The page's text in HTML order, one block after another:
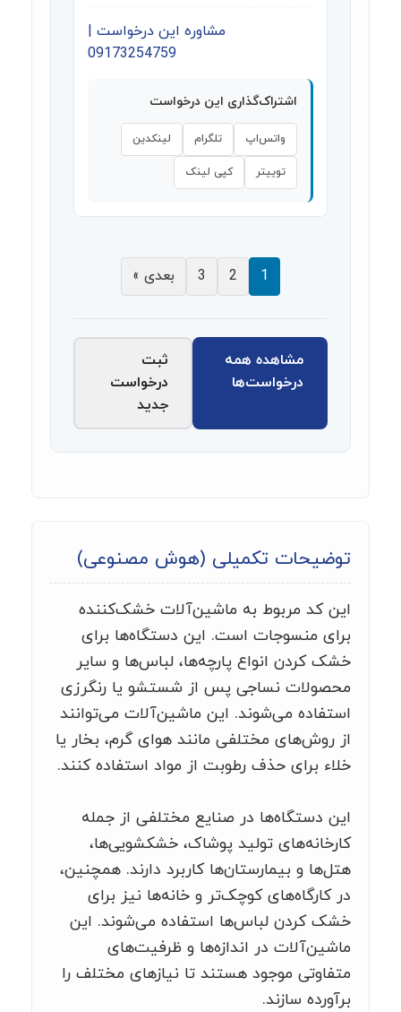
مشاوره این درخواست |
09173254759
اشتراک‌گذاری این درخواست
واتس‌اپ تلگرام لینکدین
توییتر کپی لینک
1
2
3 بعدی »
مشاهده همه
درخواست‌ها
ثبت
درخواست
جدید
توضیحات تکمیلی (هوش مصنوعی)
این کد مربوط به ماشین‌آلات خشک‌کننده
برای منسوجات است. این دستگاه‌ها برای
خشک کردن انواع پارچه‌ها، لباس‌ها و سایر
محصولات نساجی پس از شستشو یا رنگرزی
استفاده می‌شوند. این ماشین‌آلات می‌توانند
از روش‌های مختلفی مانند هوای گرم، بخار یا
خلاء برای حذف رطوبت از مواد استفاده کنند.
این دستگاه‌ها در صنایع مختلفی از جمله
کارخانه‌های تولید پوشاک، خشکشویی‌ها،
هتل‌ها و بیمارستان‌ها کاربرد دارند. همچنین،
در کارگاه‌های کوچک‌تر و خانه‌ها نیز برای
خشک کردن لباس‌ها استفاده می‌شوند. این
ماشین‌آلات در اندازه‌ها و ظرفیت‌های
متفاوتی موجود هستند تا نیازهای مختلف را
برآورده سازند.